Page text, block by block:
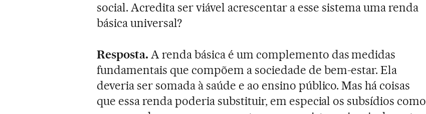
social. Acredita ser viável acrescentar a esse sistema uma renda
básica universal?
Resposta. A renda básica é um complemento das medidas
fundamentais que compõem a sociedade de bem-estar. Ela
deveria ser somada à saúde e ao ensino público. Mas há coisas
que essa renda poderia substituir, em especial os subsídios como